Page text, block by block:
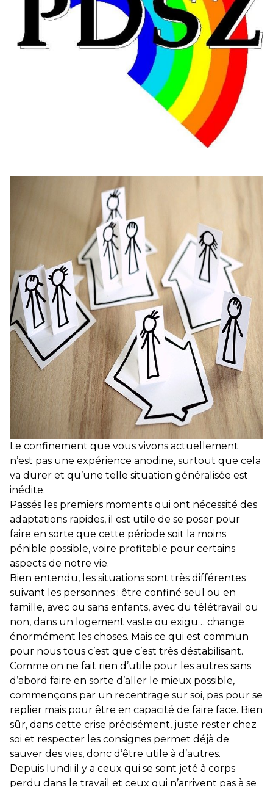
Hongrie : du changement pour les politiques
éducatives, aussi !
25 juin 2026
En Hongrie, le conservateur Peter Magyar et son parti
Tisza "Respect et liberté" ont remporté une large victoire,
contre le premier ministre sortant, Viktor Orban,…
Le confinement que vous vivons actuellement
n’est pas une expérience anodine, surtout que cela
va durer et qu’une telle situation généralisée est
inédite.
Passés les premiers moments qui ont nécessité des
adaptations rapides, il est utile de se poser pour
faire en sorte que cette période soit la moins
pénible possible, voire profitable pour certains
aspects de notre vie.
Bien entendu, les situations sont très différentes
suivant les personnes : être confiné seul ou en
famille, avec ou sans enfants, avec du télétravail ou
non, dans un logement vaste ou exigu… change
énormément les choses. Mais ce qui est commun
pour nous tous c’est que c’est très déstabilisant.
Comme on ne fait rien d’utile pour les autres sans
d’abord faire en sorte d’aller le mieux possible,
commençons par un recentrage sur soi, pas pour se
replier mais pour être en capacité de faire face. Bien
sûr, dans cette crise précisément, juste rester chez
soi et respecter les consignes permet déjà de
sauver des vies, donc d’être utile à d’autres.
Depuis lundi il y a ceux qui se sont jeté à corps
perdu dans le travail et ceux qui n’arrivent pas à se